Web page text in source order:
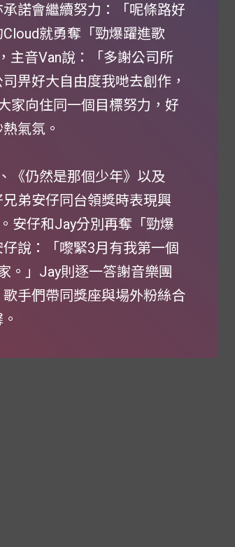
諾會繼續努力：「呢條路好
就勇奪「勁爆躍進歌
主音Van說：「多謝公司所
畀好大自由度我哋去創作，
家向住同一個目標努力，好
氣氛。
《仍然是那個少年》以及
弟安仔同台領獎時表現興
安仔和Jay分別再奪「勁爆
說：「嚟緊3月有我第一個
。」Jay則逐一答謝音樂團
手們帶同獎座與場外粉絲合